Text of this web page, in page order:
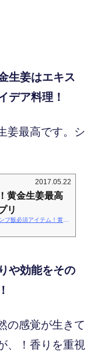
生姜はエキス
デア料理！
姜最高です。シ
2017.05.22
黄金生姜最高
リ
や効能をその
の感覚が生きて
、！香りを重視